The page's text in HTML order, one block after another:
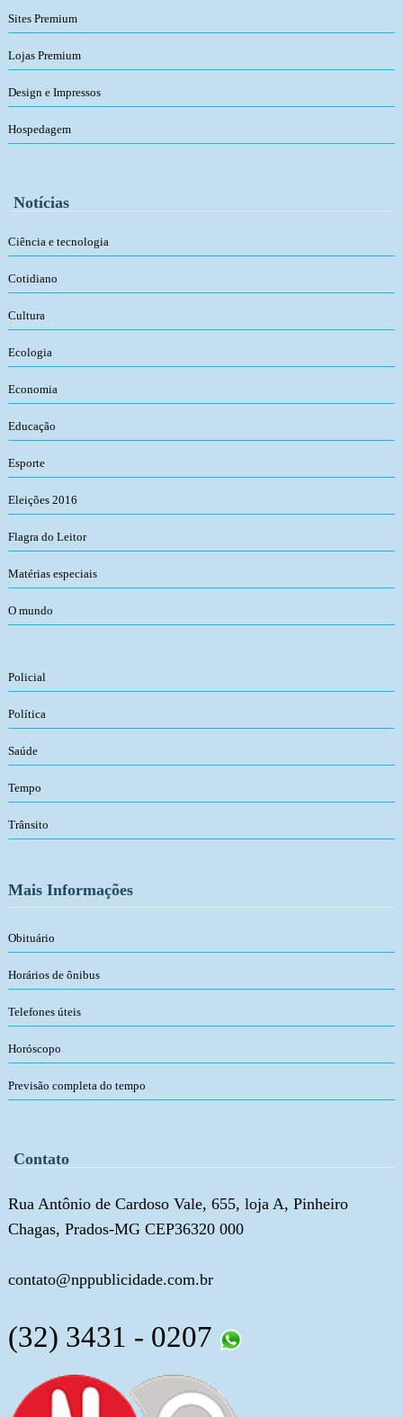
Sites Premium
Lojas Premium
Design e Impressos
Hospedagem
Notícias
Ciência e tecnologia
Cotidiano
Cultura
Ecologia
Economia
Educação
Esporte
Eleições 2016
Flagra do Leitor
Matérias especiais
O mundo
Policial
Política
Saúde
Tempo
Trânsito
Mais Informações
Obituário
Horários de ônibus
Telefones úteis
Horóscopo
Previsão completa do tempo
Contato
Rua Antônio de Cardoso Vale, 655, loja A, Pinheiro
Chagas, Prados-MG CEP36320 000
contato@nppublicidade.com.br
(32) 3431 - 0207